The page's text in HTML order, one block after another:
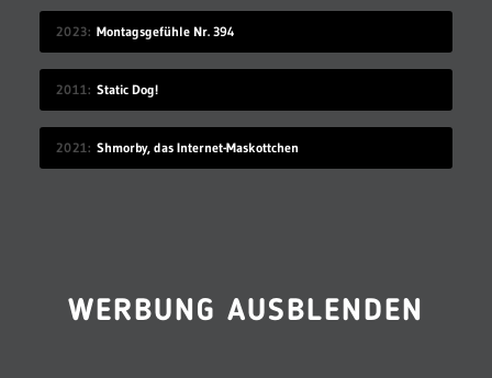
2023 Montagsgefühle Nr. 394
2011 Static Dog!
2021 Shmorby, das Internet-Maskottchen
WERBUNG AUSBLENDEN